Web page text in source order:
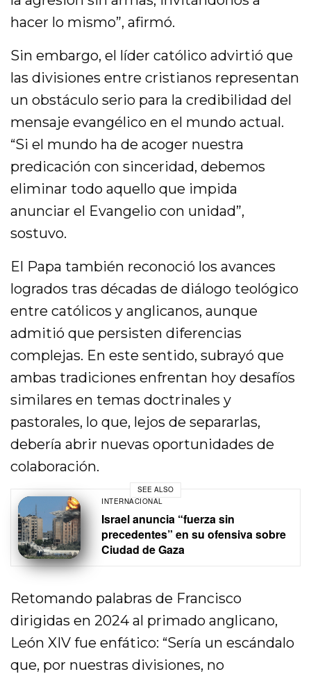
hacer lo mismo”, afirmó.
Sin embargo, el líder católico advirtió que
las divisiones entre cristianos representan
un obstáculo serio para la credibilidad del
mensaje evangélico en el mundo actual.
“Si el mundo ha de acoger nuestra
predicación con sinceridad, debemos
eliminar todo aquello que impida
anunciar el Evangelio con unidad”,
sostuvo.
El Papa también reconoció los avances
logrados tras décadas de diálogo teológico
entre católicos y anglicanos, aunque
admitió que persisten diferencias
complejas. En este sentido, subrayó que
ambas tradiciones enfrentan hoy desafíos
similares en temas doctrinales y
pastorales, lo que, lejos de separarlas,
debería abrir nuevas oportunidades de
colaboración.
SEE ALSO
INTERNACIONAL
Israel anuncia “fuerza sin
precedentes” en su ofensiva sobre
Ciudad de Gaza
Retomando palabras de Francisco
dirigidas en 2024 al primado anglicano,
León XIV fue enfático: “Sería un escándalo
que, por nuestras divisiones, no